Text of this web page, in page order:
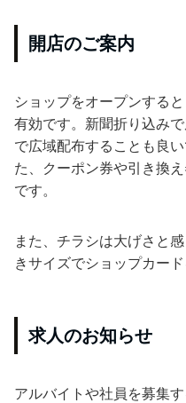
開店のご案内
ショップをオープンする
有効です。新聞折り込み
で広域配布することも良
た、クーポン券や引き換
です。
また、チラシは大げさと
きサイズでショップカー
求人のお知らせ
アルバイトや社員を募集